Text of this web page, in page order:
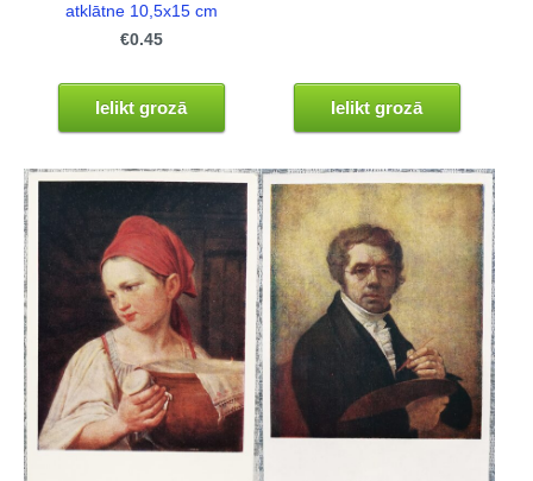
atklātne 10,5x15 cm
€0.45
Ielikt grozā Ielikt grozā